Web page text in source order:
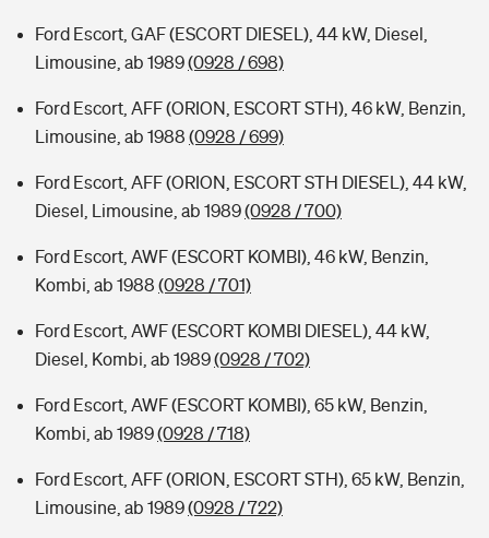
Ford Escort, GAF (ESCORT DIESEL), 44 kW, Diesel,
Limousine, ab 1989(0928 / 698)
Ford Escort, AFF (ORION, ESCORT STH), 46 kW, Benzin,
Limousine, ab 1988 (0928 / 699)
Ford Escort, AFF (ORION, ESCORT STH DIESEL), 44 kW,
Diesel, Limousine, ab 1989(0928 / 700)
Ford Escort, AWF (ESCORT KOMBI), 46 kW, Benzin,
Kombi, ab 1988 (0928 / 701)
Ford Escort, AWF (ESCORT KOMBI DIESEL), 44 kW,
Diesel, Kombi, ab 1989(0928 / 702)
Ford Escort, AWF (ESCORT KOMBI), 65 kW, Benzin,
Kombi, ab 1989(0928 / 718)
Ford Escort, AFF (ORION, ESCORT STH), 65 kW, Benzin,
Limousine, ab 1989(0928 / 722)